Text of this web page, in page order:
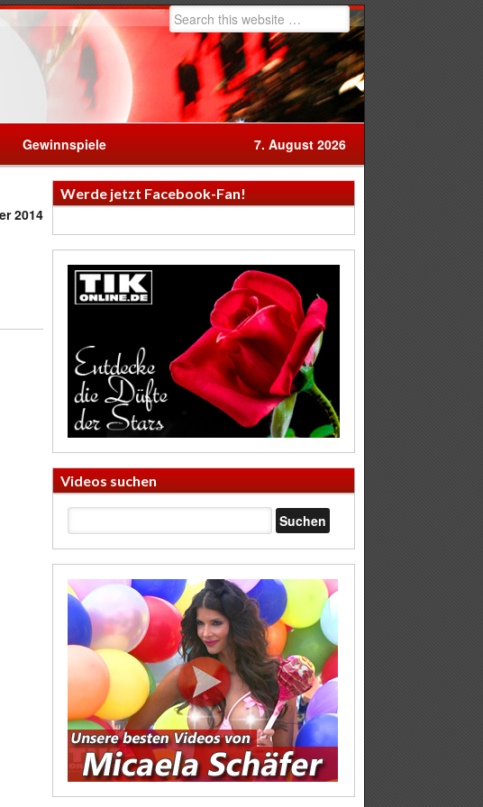
Gewinnspiele 7. August 2026
2014
Werde jetzt Facebook-Fan!
Videos suchen